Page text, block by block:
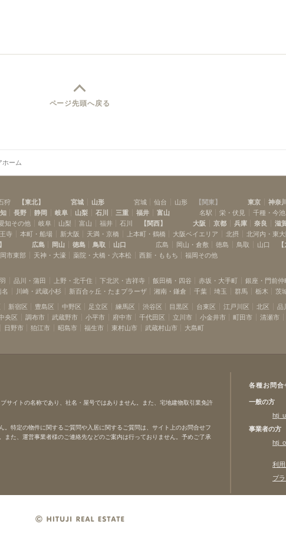
ページ先頭へ戻る
ホーム
狩 【東北】 宮城 山形 宮城 仙台 山形 【 関東】 東京 神奈川
長野 静岡 岐阜 山梨 石川 三重 福井 富山 名駅 栄・伏見 千種・今池
知その他 岐阜 山梨 富山 福井 石川 【関西】 大阪 京都 兵庫 奈良 滋
寺 本町・船場 新大阪 天満・京橋 上本町・鶴橋 大阪ベイエリア 北摂 北河内・東大
】 広島 岡山 徳島 鳥取 山口 広島 岡山・倉敷 徳島 鳥取 山口 【
市東部 天神・大濠 薬院・大橋・六本松 西新・ももち 福岡その他
品川・蒲田 上野・北千住 下北沢・吉祥寺 飯田橋・四谷 赤坂・大手町 銀座・門前仲
川崎・武蔵小杉 新百合ヶ丘・たまプラーザ 湘南・鎌倉 千葉 埼玉 群馬 栃木 茨
新宿区 豊島区 中野区 足立区 練馬区 渋谷区 目黒区 台東区 江戸川区 北区 品
央区 調布市 武蔵野市 小平市 府中市 千代田区 立川市 小金井市 町田市 清瀬市
日野市 狛江市 昭島市 福生市 東村山市 武蔵村山市 大島町
サイトの名称であり、社名・屋号ではありません。また、宅地建物取引業免許
特定の物件に関するご質問や入居に関するご質問は、サイト上のお問合せフ
また、運営事業者様のご連絡先などのご案内は行っておりません。予めご了承
各種お問合
一般の方
事業者の方
利
プ